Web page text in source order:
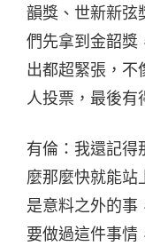
韻獎、世新新弦
們先拿到金韶獎
出都超緊張，不
人投票，最後有
有倫：我還記得
麼那麼快就能站
是意料之外的事
要做過這件事情